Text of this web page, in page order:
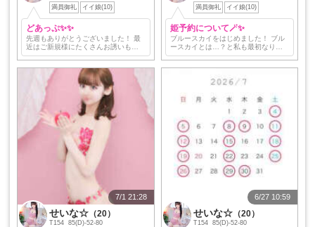
満員御礼
イイ娘(10)
どあっぷ✨️✨️
先週もありがとうございました！ 最
近はご新規様にたくさんお誘いもら
えて嬉しいです🩶 素敵な出会いをあ
ってきてかわちくなったお顔をお届
けします🍓…
満員御礼
イイ娘(10)
姫予約について🪄︎︎✨
ブルースカイをはじめました！ ブル
ースカイとは…？と私も最初なりま
した😹 仕様はXに似ています♩ 凍結
ので是非DMに連絡…
7/1 21:28
せいな☆ （20）
T154 85(D)-52-80
6/27 10:59
せいな☆（20）
T154 85(D)-52-80